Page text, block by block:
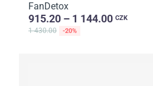
FanDetox
915.20 – 1 144.00 CZK
1 430.00 -20%